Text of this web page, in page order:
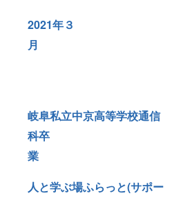
2021年３
月
岐阜私立中京高等学校通信
科卒
業
人と学ぶ場ふらっと(サポー